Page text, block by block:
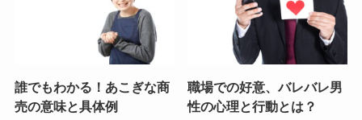
誰でもわかる！あこぎな商
売の意味と具体例
職場での好意、バレバレ男
性の心理と行動とは？